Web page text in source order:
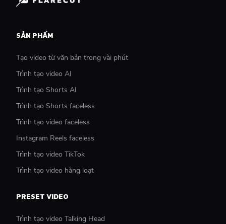
SẢN PHẨM
Tạo video từ văn bản trong vài phút
Trình tạo video AI
Trình tạo Shorts AI
Trình tạo Shorts faceless
Trình tạo video faceless
Instagram Reels faceless
Trình tạo video TikTok
Trình tạo video hàng loạt
PRESET VIDEO
Trình tạo video Talking Head